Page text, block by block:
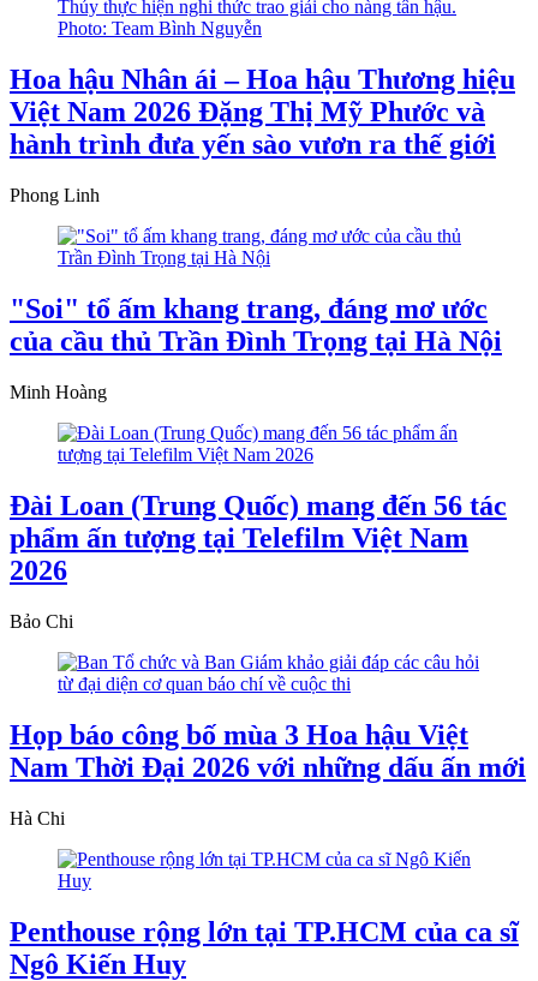
Hoa hậu Nhân ái – Hoa hậu Thương hiệu
Việt Nam 2026 Đặng Thị Mỹ Phước và
hành trình đưa yến sào vươn ra thế giới
Phong Linh
"Soi" tổ ấm khang trang, đáng mơ ước
của cầu thủ Trần Đình Trọng tại Hà Nội
Minh Hoàng
Đài Loan (Trung Quốc) mang đến 56 tác
phẩm ấn tượng tại Telefilm Việt Nam
2026
Bảo Chi
Họp báo công bố mùa 3 Hoa hậu Việt
Nam Thời Đại 2026 với những dấu ấn mới
Hà Chi
Penthouse rộng lớn tại TP.HCM của ca sĩ
Ngô Kiến Huy